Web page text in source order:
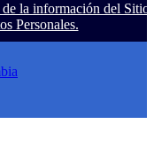
la información del Sitio
Personales.